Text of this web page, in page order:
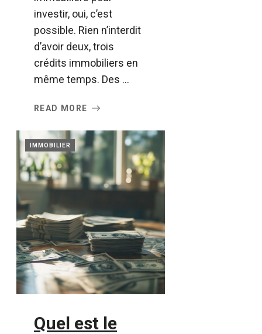
investir, oui, c’est
possible. Rien n’interdit
d’avoir deux, trois
crédits immobiliers en
même temps. Des ...
READ MORE
IMMOBILIER
Quel est le